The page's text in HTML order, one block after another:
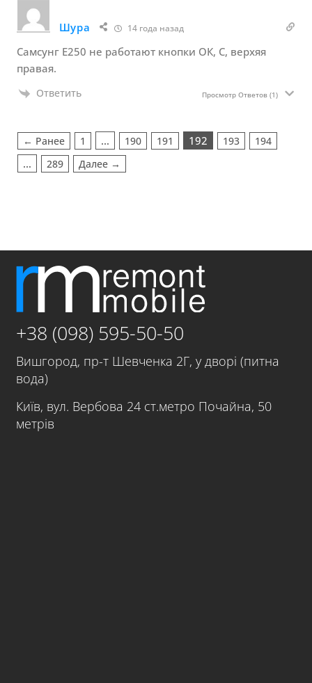
Шура 14 года назад
Самсунг Е250 не работают кнопки ОК, С, верхяя
правая.
Ответить Просмотр Ответов(1)
← Ранее 1 … 190 191 192 193 194
… 289 Далее →
+38 (098) 595-50-50
Вишгород, пр-т Шевченка 2Г, у дворі (питна
вода)
Київ, вул. Вербова 24 ст.метро Почайна, 50
метрів